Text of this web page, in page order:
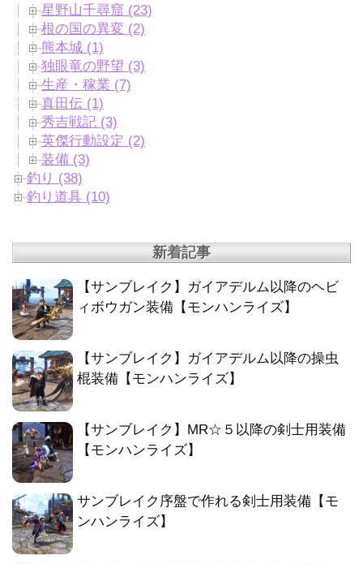
星野山千尋窟 (23)
根の国の異変 (2)
熊本城 (1)
独眼竜の野望 (3)
生産・稼業 (7)
真田伝 (1)
秀吉戦記 (3)
英傑行動設定 (2)
装備 (3)
釣り (38)
釣り道具 (10)
新着記事
【サンブレイク】ガイアデルム以降のヘビ
ィボウガン装備【モンハンライズ】
【サンブレイク】ガイアデルム以降の操虫
棍装備【モンハンライズ】
【サンブレイク】MR☆５以降の剣士用装備
【モンハンライズ】
サンブレイク序盤で作れる剣士用装備【モ
ンハンライズ】